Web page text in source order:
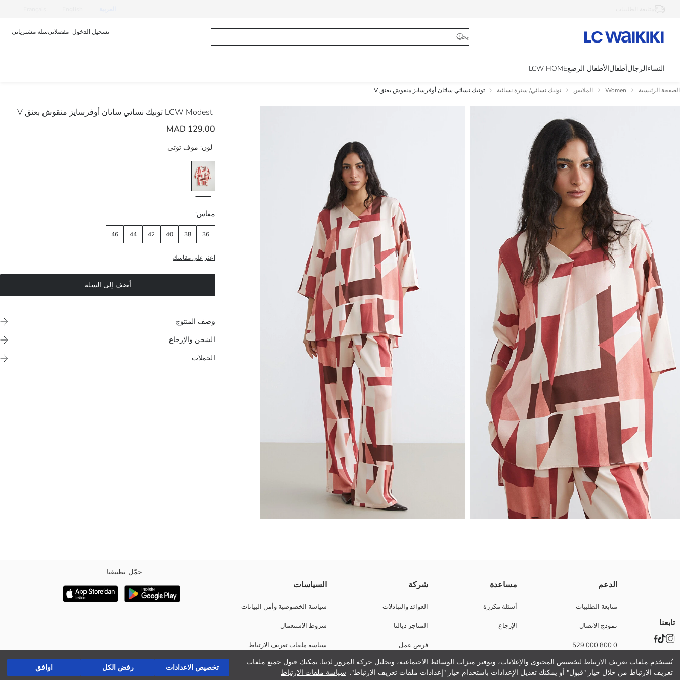
تُستخدم ملفات تعريف الارتباط لتخصيص المحتوى والإعلانات، وتوفير ميزات الوسائط الاجتماعية، وتحليل حركة المرور لدينا. يمكنك قبول جميع ملفات
تعريف الارتباط من خلال خيار "قبول" أو يمكنك تعديل الإعدادات باستخدام خيار "إعدادات ملفات تعريف الارتباط". سياسة ملفات الارتباط
تخصيص الاعدادات رفض الكل اوافق
تسجيل الدخول مفضلاتيسلة مشترياتي
النساءالرجالأطفالالأطفال الرضعLCW HOME
الصفحة الرئيسية Women الملابس تونيك نسائي/ سترة نسائية تونيك نسائي ساتان أوفرسايز منقوش بعنق V
LCW Modest تونيك نسائي ساتان أوفرسايز منقوش بعنق V
129.00 MAD
لون: موف توتي
مقاس:
36
38
40
42
44
46
اعثر على مقاسك
أضف إلى السلة
وصف المنتوج
الشحن والإرجاع
الحملات
نسيج رئيسي:
الوزن:
تفاصيل الاستدامة:
نام تجاری:
نوع:
حجم :
الدعم
متابعة الطلبيات
نموذج الاتصال
0 800 000 529
مساعدة
أسئلة مكررة
الإرجاع
شركة
العوائد والتبادلات
المتاجر ديالنا
فرص عمل
دعم الشركات
السياسات
سياسة الخصوصية وأمن البيانات
شروط الاستعمال
سياسة ملفات تعريف الارتباط
حمّل تطبيقنا
تابعنا